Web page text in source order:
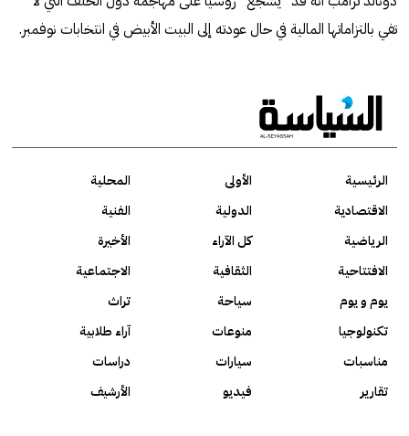
تفي بالتزاماتها المالية في حال عودته إلى البيت الأبيض في انتخابات نوفمبر.
الرئيسية الأولى
المحلية
الاقتصادية
الدولية
الفنية
الرياضية
كل الآراء
الأخيرة
الافتتاحية
الثقافية
الاجتماعية
يوم و يوم
سياحة
تراث
تكنولوجيا
منوعات
آراء طلابية
مناسبات
سيارات
دراسات
تقارير
فيديو الأرشيف